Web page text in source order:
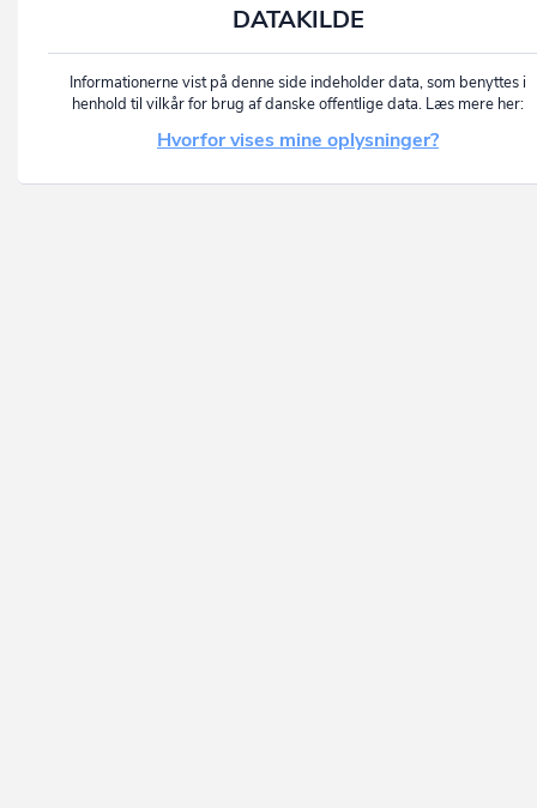
DATAKILDE
Informationerne vist på denne side indeholder data, som benyttes i
henhold til vilkår for brug af danske offentlige data. Læs mere her:
Hvorfor vises mine oplysninger?